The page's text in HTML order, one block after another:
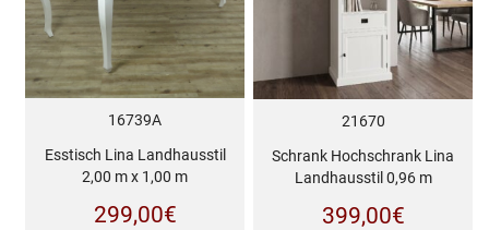
16739A
Esstisch Lina Landhausstil
2,00 m x 1,00 m
299,00€
21670
Schrank Hochschrank Lina
Landhausstil 0,96 m
399,00€